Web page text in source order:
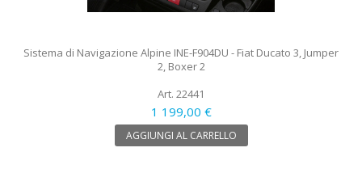
Sistema di Navigazione Alpine INE-F904DU - Fiat Ducato 3, Jumper
2, Boxer 2
Art. 22441
1 199,00 €
AGGIUNGI AL CARRELLO